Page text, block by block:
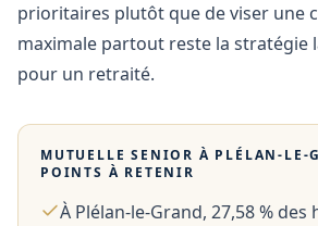
prioritaires plutôt que de viser une
maximale partout reste la stratégie
pour un retraité.
MUTUELLE SENIOR À PLÉLAN-LE-
POINTS À RETENIR
À Plélan-le-Grand, 27,58 %